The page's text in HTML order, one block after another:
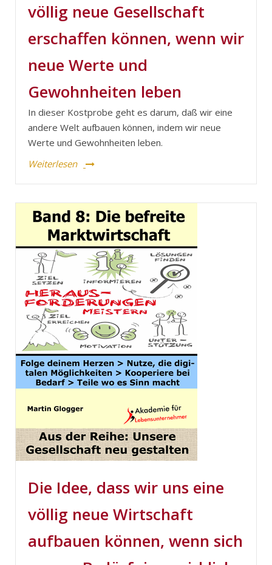
völlig neue Gesellschaft
erschaffen können, wenn wir
neue Werte und
Gewohnheiten leben
In dieser Kostprobe geht es darum, daß wir eine
andere Welt aufbauen können, indem wir neue
Werte und Gewohnheiten leben.
Weiterlesen
Die Idee, dass wir uns eine
völlig neue Wirtschaft
aufbauen können, wenn sich